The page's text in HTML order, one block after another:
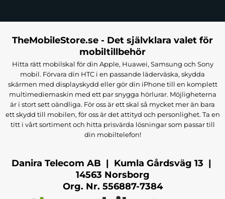
TheMobileStore.se - Det självklara valet för
mobiltillbehör
Hitta rätt mobilskal för din Apple, Huawei, Samsung och Sony
mobil. Förvara din HTC i en passande läderväska, skydda
skärmen med displayskydd eller gör din iPhone till en komplett
multimediemaskin med ett par snygga hörlurar. Möjligheterna
är i stort sett oändliga. För oss är ett skal så mycket mer än bara
ett skydd till mobilen, för oss är det attityd och personlighet. Ta en
titt i vårt sortiment och hitta prisvärda lösningar som passar till
din mobiltelefon!
Danira Telecom AB | Kumla Gårdsväg 13 |
14563 Norsborg
Org. Nr. 556887-7384